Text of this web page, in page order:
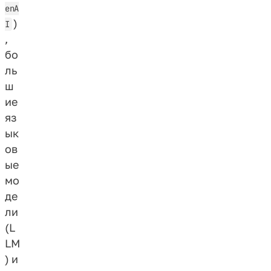
enA
I )
,
бо
ль
ш
ие
яз
ык
ов
ые
мо
де
ли
(L
LM
) и